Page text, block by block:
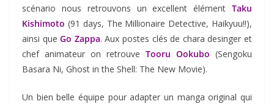
scénario nous retrouvons un excellent élément Taku
Kishimoto (91 days, The Millionaire Detective, Haikyuu!!),
ainsi queGo Zappa. Aux postes clés de chara desinger et
chef animateur on retrouve Tooru Ookubo (Sengoku
Basara Ni, Ghost in the Shell: The New Movie).
Un bien belle équipe pour adapter un manga original qui